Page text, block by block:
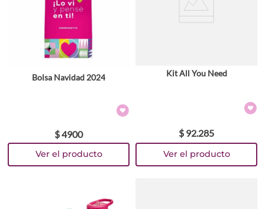
Bolsa Navidad 2024
$4900
Kit All You Need
$ 92.285